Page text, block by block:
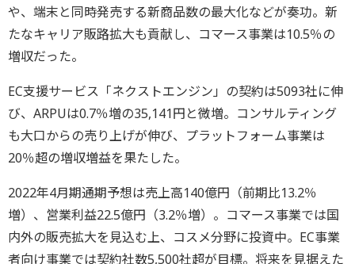
や、端末と同時発売する新商品数の最大化などが奏功。新
たなキャリア販路拡大も貢献し、コマース事業は10.5％の
増収だった。
EC支援サービス「ネクストエンジン」の契約は5093社に伸
び、ARPUは0.7％増の35,141円と微増。コンサルティング
も大口からの売り上げが伸び、プラットフォーム事業は
20％超の増収増益を果たした。
2022年4月期通期予想は売上高140億円（前期比13.2％
増）、営業利益22.5億円（3.2％増）。コマース事業では国
内外の販売拡大を見込む上、コスメ分野に投資中。EC事業
者向け事業では契約社数5,500社超が目標。将来を見据えた